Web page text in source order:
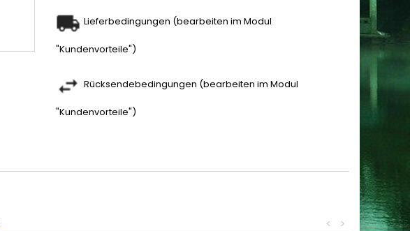
Lieferbedingungen (bearbeiten im Modul
"Kundenvorteile")
Rücksendebedingungen (bearbeiten im Modul
"Kundenvorteile")
>
<